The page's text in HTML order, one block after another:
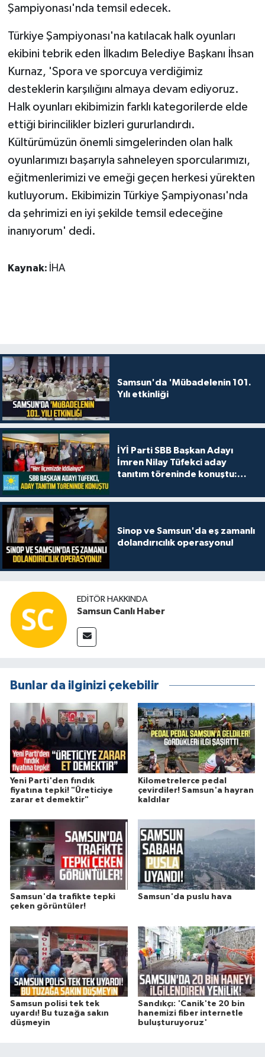
Şampiyonası'nda temsil edecek.
Türkiye Şampiyonası'na katılacak halk oyunları
ekibini tebrik eden İlkadım Belediye Başkanı İhsan
Kurnaz, 'Spora ve sporcuya verdiğimiz
desteklerin karşılığını almaya devam ediyoruz.
Halk oyunları ekibimizin farklı kategorilerde elde
ettiği birincilikler bizleri gururlandırdı.
Kültürümüzün önemli simgelerinden olan halk
oyunlarımızı başarıyla sahneleyen sporcularımızı,
eğitmenlerimizi ve emeği geçen herkesi yürekten
kutluyorum. Ekibimizin Türkiye Şampiyonası'nda
da şehrimizi en iyi şekilde temsil edeceğine
inanıyorum' dedi.
Kaynak: İHA
Samsun'da 'Mübadelenin 101.
Yılı etkinliği
İYİ Parti SBB Başkan Adayı
İmren Nilay Tüfekci aday
tanıtım töreninde konuştu:
Sinop ve Samsun'da eş zamanlı
dolandırıcılık operasyonu!
EDITÖR HAKKINDA
Samsun Canlı Haber
Bunlar da ilginizi çekebilir
Yeni Parti'den fındık
fiyatına tepki! "Üreticiye
zarar et demektir"
Kilometrelerce pedal
çevirdiler! Samsun'a hayran
kaldılar
Samsun'da trafikte tepki
çeken görüntüler!
Samsun'da puslu hava
Samsun polisi tek tek
uyardı! Bu tuzağa sakın
düşmeyin
Sandıkçı: 'Canik'te 20 bin
hanemizi fiber internetle
buluşturuyoruz'